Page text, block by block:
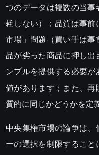
つのデータは複数の当
耗しない）；品質は事
市場」問題（買い手は
品が劣った商品に押し
ンプルを提供する必要
値があります；また、
質的に同じかどうかを定
中央集権市場の論争は
ーの選択を制限するこ